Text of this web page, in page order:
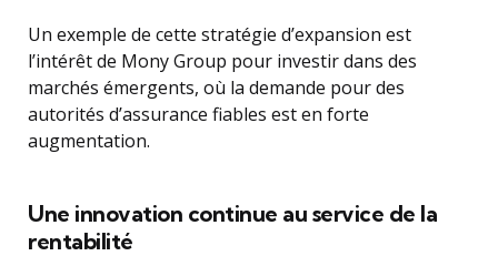
Un exemple de cette stratégie d’expansion est
l’intérêt de Mony Group pour investir dans des
marchés émergents, où la demande pour des
autorités d’assurance fiables est en forte
augmentation.
Une innovation continue au service de la
rentabilité